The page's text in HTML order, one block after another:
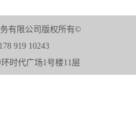
有限公司版权所有©
919 10243
时代广场1号楼11层